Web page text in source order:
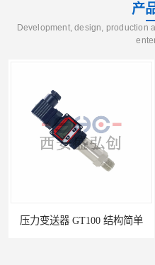
产
Development, design, production
压力变送器 7MF1567 接受定